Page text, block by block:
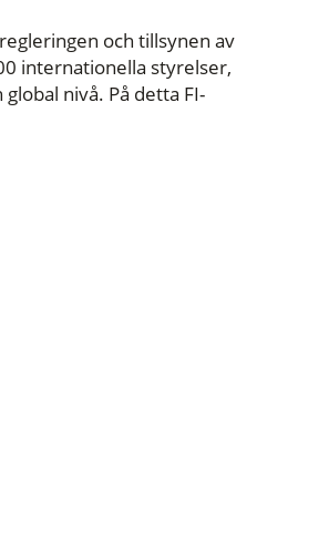
och tillsynen av
internationella styrelser,
nivå. På detta FI-